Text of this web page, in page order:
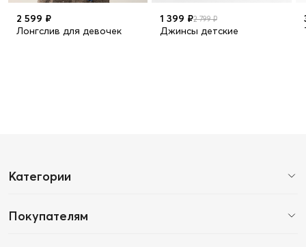
2 599 ₽
Лонгслив для девочек
1 399 ₽2 799 ₽
Джинсы детские
Категории
Покупателям